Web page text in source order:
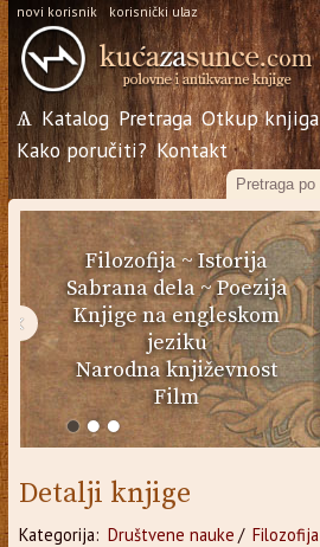
novi korisnik korisnički ulaz
Ѧ Katalog Pretraga Otkup knjiga
Kako poručiti? Kontakt
Filozofija~Istorija
Sabrana dela~Poezija
Knjige na engleskom
jeziku
Narodna književnost
Film
‹
Detalji knjige
Kategorija: Društvene nauke / Filozofija